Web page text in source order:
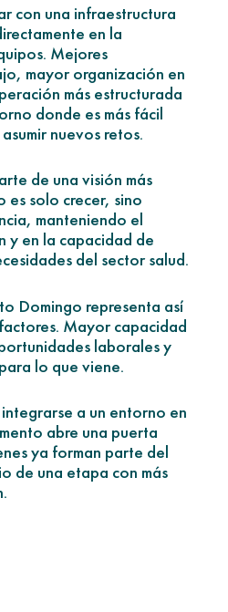
con una infraestructura
en la
Mejores
mayor organización en
más estructurada
donde es más fácil
nuevos retos.
de una visión más
es solo crecer, sino
manteniendo el
y en la capacidad de
del sector salud.
Domingo representa así
Mayor capacidad
laborales y
lo que viene.
a un entorno en
abre una puerta
ya forman parte del
de una etapa con más